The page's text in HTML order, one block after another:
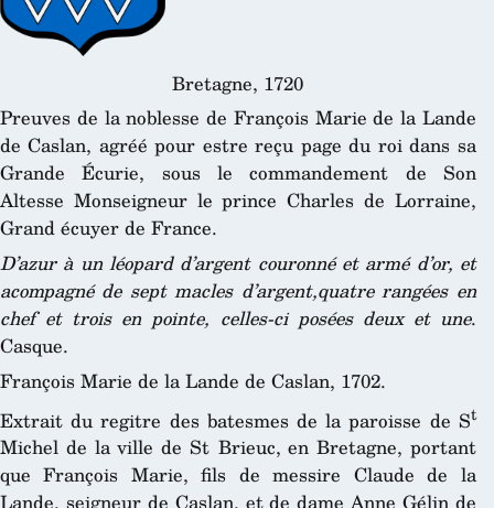
Bretagne, 1720
Preuves de la noblesse de François Marie de la Lande
de Caslan, agréé pour estre reçu page du roi dans sa
Grande Écurie, sous le commandement de Son
Altesse Monseigneur le prince Charles de Lorraine,
Grand écuyer de France.
D’azur à un léopard d’argent couronné et armé d’or, et
acompagné de sept macles d’argent,quatre rangées en
chef et trois en pointe, celles-ci posées deux et une.
Casque.
François Marie de la Lande de Caslan, 1702.
Extrait du regitre des batesmes de la paroisse de St
Michel de la ville de St Brieuc, en Bretagne, portant
que François Marie, fils de messire Claude de la
Lande, seigneur de Caslan, et de dame Anne Gélin de